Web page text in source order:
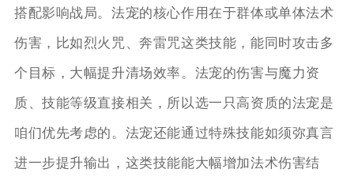
搭配影响战局。法宠的核心作用在于群体或单体法术
伤害，比如烈火咒、奔雷咒这类技能，能同时攻击多
个目标，大幅提升清场效率。法宠的伤害与魔力资
质、技能等级直接相关，所以选一只高资质的法宠是
咱们优先考虑的。法宠还能通过特殊技能如须弥真言
进一步提升输出，这类技能能大幅增加法术伤害结